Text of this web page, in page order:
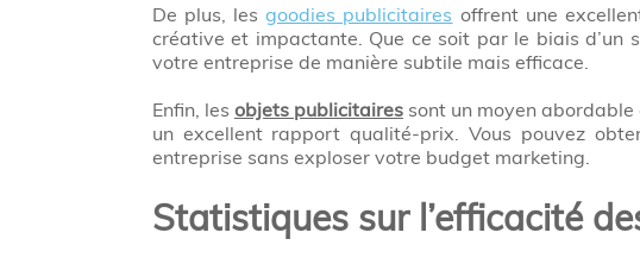
De plus, lesgoodies publicitaires offrent une
créative et impactante. Que ce soit par le biais d’un
votre entreprise de manière subtile mais efficace.
Enfin, les objets publicitairessont un moyen abordable
un excellent rapport qualité-prix. Vous pouvez
entreprise sans exploser votre budget marketing.
Statistiques sur l’efficacité